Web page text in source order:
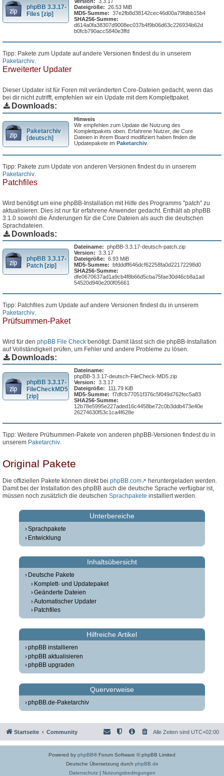
phpBB 3.3.17-
Files [zip]
Dateigröße: 26.53 MiB
MD5-Summe: 37e2fb8d38142cec46d00a79fdbb15b4
SHA256-Summe:
d614a0fa38307d9008ec037b4f9b06d63c226934b62d
b0fcb790acc5840e3ffd
Tipp: Pakete zum Update auf andere Versionen findest du in unserem
Paketarchiv.
Erweiterter Updater
Dieser Updater ist für Foren mit veränderten Core-Dateien gedacht, wenn das
bei dir nicht zutrifft, empfehlen wir ein Update mit dem Komplettpaket.
Downloads:
Paketarchiv
[deutsch]
Hinweis
Wir empfehlen zum Update die Nutzung des
Komplettpakets oben. Erfahrene Nutzer, die Core
Dateien in ihrem Board modifiziert haben finden die
Updatepakete imPaketarchiv
Tipp: Pakete zum Update von anderen Versionen findest du in unserem
Paketarchiv
Patchfiles
Wird benötigt um eine phpBB-Installation mit Hilfe des Programms "patch" zu
aktualisieren. Dies ist nur für erfahrene Anwender gedacht. Enthält ab phpBB
3.1.0 sowohl die Änderungen für die Core Dateien als auch die deutschen
Sprachdateien.
Downloads:
phpBB 3.3.17-
Patch [zip]
Dateiname: phpBB-3.3.17-deutsch-patch.zip
Version: 3.3.17
Dateigröße: 6.93 MiB
MD5-Summe: bfdddff646dcf62258fa0d22172298d0
SHA256-Summe:
dfe0670637ad1a9cb4f8b66d5cba75fae30d46cb8a1ad
54520d940e200f05661
Tipp: Patchfiles zum Update auf andere Versionen findest du in unserem
Paketarchiv
Prüfsummen-Paket
Wird für den phpBB File Check benötigt. Damit lässt sich die phpBB-Installation
auf Vollständigkeit prüfen, um Fehler und andere Probleme zu lösen.
Downloads:
phpBB 3.3.17-
FileCheckMD5
[zip]
Dateiname:
phpBB-3.3.17-deutsch-FileCheck-MD5.zip
Version: 3.3.17
Dateigröße:
111.79 KiB
MD5-Summe: f7dfcb77051f376c5f049d762fec5a83
SHA256-Summe:
12b78e5995e227aded16c4458be72c0b3ddb473e40e
26274630f53c1ca4f628e
Tipp: Weitere Prüfsummen-Pakete von anderen phpBB-Versionen findest du in
unserem Paketarchiv.
Original Pakete
Die offiziellen Pakete können direkt bei phpBB.com
heruntergeladen werden.
Damit bei der Installation des phpBB auch die deutsche Sprache verfügbar ist,
müssen noch zusätzlich die deutschen Sprachpakete installiert werden.
Unterbereiche
Sprachpakete
Entwicklung
Inhaltsübersicht
Deutsche Pakete
Komplett- und Updatepaket
Geänderte Dateien
Automatischer Updater
Patchfiles
Hilfreiche Artikel
phpBB installieren
phpBB aktualisieren
phpBB upgraden
Querverweise
phpBB.de-Paketarchiv
Startseite Community Alle Zeiten sind UTC+02:00
Powered by phpBB® Forum Software © phpBB Limited
Deutsche Übersetzung durch phpBB.de
Datenschutz| Nutzungsbedingungen